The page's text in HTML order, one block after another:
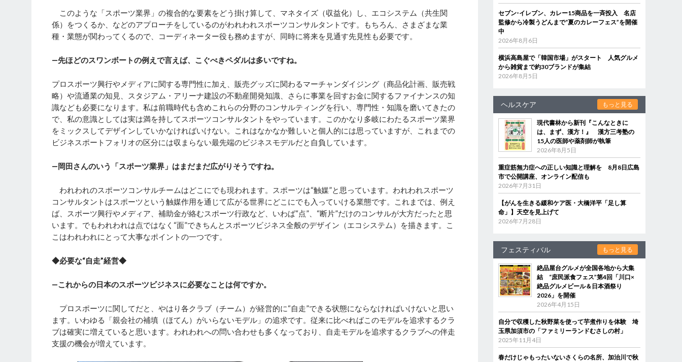
このような「スポーツ業界」の複合的な要素をどう掛け算して、マネタイズ（収益化）し、エコシステム（共生関
係）をつくるか、などのアプローチをしているのがわれわれスポーツコンサルタントです。もちろん、さまざまな業
種・業態が関わってくるので、コーディネーター役も務めますが、同時に将来を見通す先見性も必要です。
―先ほどのスワンボートの例えで言えば、こぐべきペダルは多いですね。
プロスポーツ興行やメディアに関する専門性に加え、販売グッズに関わるマーチャンダイジング（商品化計画、販売戦
略）や流通業の知見、スタジアム・アリーナ建設の不動産開発知識、さらに事業を回すお金に関するファイナンスの知
識なども必要になります。私は前職時代も含めこれらの分野のコンサルティングを行い、専門性・知識を磨いてきたの
で、私の意識としては実は満を持してスポーツコンサルタントをやっています。このかなり多岐にわたるスポーツ業界
をミックスしてデザインしていかなければいけない。これはなかなか難しいと個人的には思っていますが、これまでの
ビジネスポートフォリオの区分には収まらない最先端のビジネスモデルだと自負しています。
―岡田さんのいう「スポーツ業界」はまだまだ広がりそうですね。
われわれのスポーツコンサルチームはどこにでも現われます。スポーツは“触媒”と思っています。われわれスポーツ
コンサルタントはスポーツという触媒作用を通じて広がる世界にどこにでも入っていける業態です。これまでは、例え
ば、スポーツ興行やメディア、補助金が絡むスポーツ行政など、いわば“点”、“断片”だけのコンサルが大方だったと思
います。でもわれわれは点ではなく“面”できちんとスポーツビジネス全般のデザイン（エコシステム）を描きます。こ
こはわれわれにとって大事なポイントの一つです。
◆必要な“自走”経営◆
―これからの日本のスポーツビジネスに必要なことは何ですか。
プロスポーツに関してだと、やはり各クラブ（チーム）が経営的に“自走”できる状態にならなければいけないと思い
ます。いわゆる「親会社の補填（ほてん）がいらないモデル」の追求です。従来に比べればこのモデルを追求するクラ
ブは確実に増えていると思います。われわれへの問い合わせも多くなっており、自走モデルを追求するクラブへの伴走
支援の機会が増えています。
セブン‐イレブン、カレー15商品を一斉投入 名店
監修から冷製うどんまで“夏のカレーフェス”を開催
中
2026年8月6日
横浜高島屋で「韓国市場」がスタート 人気グルメ
から雑貨まで約30ブランドが集結
2026年8月5日
ヘルスケア もっと見る
現代書林から新刊『こんなときに
は、まず、漢方！』 漢方三考塾の
15人の医師や薬剤師が執筆
2026年8月5日
重症筋無力症への正しい知識と理解を 8月8日広島
市で公開講座、オンライン配信も
2026年7月31日
【がんを生きる緩和ケア医・大橋洋平「足し算
命」】天空を見上げて
2026年7月28日
フェスティバル もっと見る
絶品屋台グルメが全国各地から大集
結 “庶民派食フェス”第4回「川口×
絶品グルメビール＆日本酒祭り
2026」を開催
2026年4月15日
自分で収穫した秋野菜を使って芋煮作りを体験 埼
玉県加須市の「ファミリーランドむさしの村」
2025年11月4日
春だけじゃもったいないさくらの名所、加治川で秋